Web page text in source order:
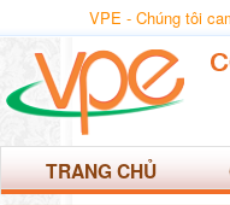
VPE - Chúng tôi
TRANG CHỦ